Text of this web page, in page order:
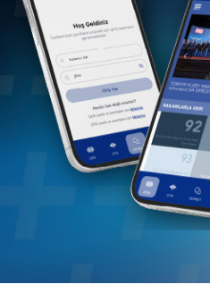
POZİSYONU
İKİLİ GÖRÜŞMELER